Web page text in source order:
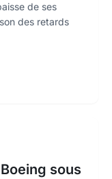
de ses
des retards
sous